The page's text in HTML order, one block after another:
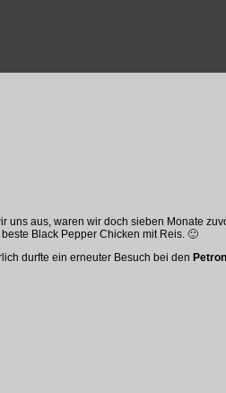
uns aus, waren wir doch sieben Monate
Black Pepper Chicken mit Reis. 🙂
durfte ein erneuter Besuch bei den